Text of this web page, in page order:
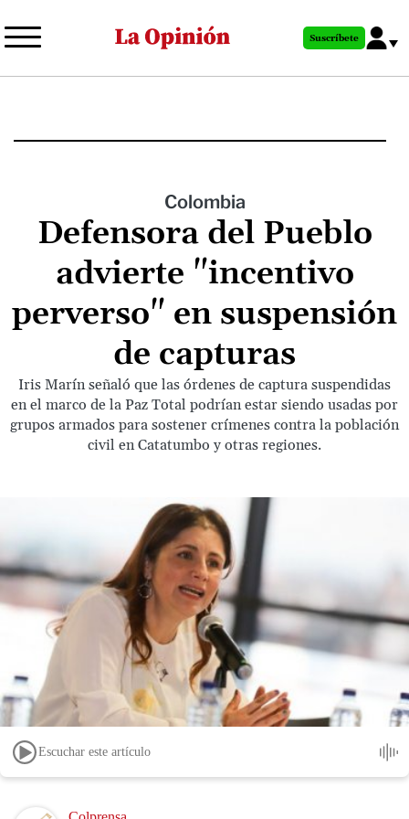
al
principal
Suscríbete
Colombia
Defensora del Pueblo
advierte "incentivo
perverso" en suspensión
de capturas
Iris Marín señaló que las órdenes de captura suspendidas
en el marco de la Paz Total podrían estar siendo usadas por
grupos armados para sostener crímenes contra la población
civil en Catatumbo y otras regiones.
Escuchar este artículo